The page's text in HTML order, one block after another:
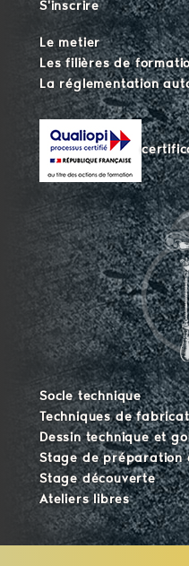
S'inscrire
Le metier
Les filières de
La réglementation
Socle technique
Techniques de
Dessin technique et
Stage de préparation
Stage découverte
Ateliers libres